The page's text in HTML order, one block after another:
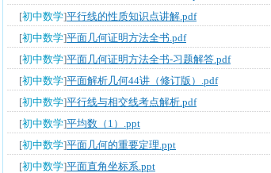
[初中数学]平行线的性质知识点讲解.pdf
[初中数学]平面几何证明方法全书.pdf
[初中数学]平面几何证明方法全书-习题解答.pdf
[初中数学]平面解析几何44讲（修订版）.pdf
[初中数学]平行线与相交线考点解析.pdf
[初中数学]平均数（1）.ppt
[初中数学]平面几何的重要定理.ppt
[初中数学]平面直角坐标系.ppt